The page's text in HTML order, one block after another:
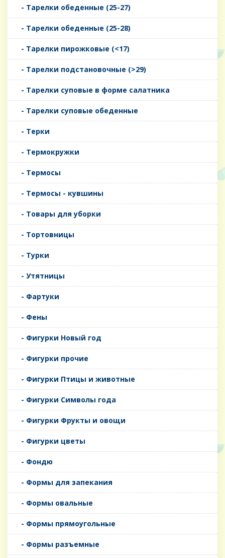
- Тарелки обеденные (25-27)
- Тарелки обеденные (25-28)
- Тарелки пирожковые (<17)
- Тарелки подстановочные (>29)
- Тарелки суповые в форме салатника
- Тарелки суповые обеденные
- Терки
- Термокружки
- Термосы
- Термосы - кувшины
- Товары для уборки
- Тортовницы
- Турки
- Утятницы
- Фартуки
- Фены
- Фигурки Новый год
- Фигурки прочие
- Фигурки Птицы и животные
- Фигурки Символы года
- Фигурки Фрукты и овощи
- Фигурки цветы
- Фондю
- Формы для запекания
- Формы овальные
- Формы прямоугольные
- Формы разъемные